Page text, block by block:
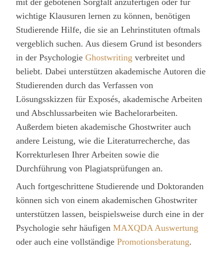
mit der gebotenen Sorgfalt anzufertigen oder für
wichtige Klausuren lernen zu können, benötigen
Studierende Hilfe, die sie an Lehrinstituten oftmals
vergeblich suchen. Aus diesem Grund ist besonders
in der Psychologie Ghostwriting verbreitet und
beliebt. Dabei unterstützen akademische Autoren die
Studierenden durch das Verfassen von
Lösungsskizzen für Exposés, akademische Arbeiten
und Abschlussarbeiten wie Bachelorarbeiten.
Außerdem bieten akademische Ghostwriter auch
andere Leistung, wie die Literaturrecherche, das
Korrekturlesen Ihrer Arbeiten sowie die
Durchführung von Plagiatsprüfungen an.
Auch fortgeschrittene Studierende und Doktoranden
können sich von einem akademischen Ghostwriter
unterstützen lassen, beispielsweise durch eine in der
Psychologie sehr häufigen MAXQDA Auswertung
oder auch eine vollständige Promotionsberatung.